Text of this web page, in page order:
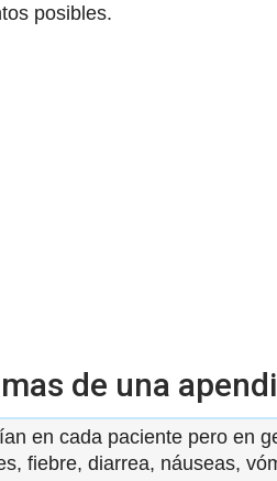
posibles.
de una
en cada paciente pero en
fiebre, diarrea, náuseas,